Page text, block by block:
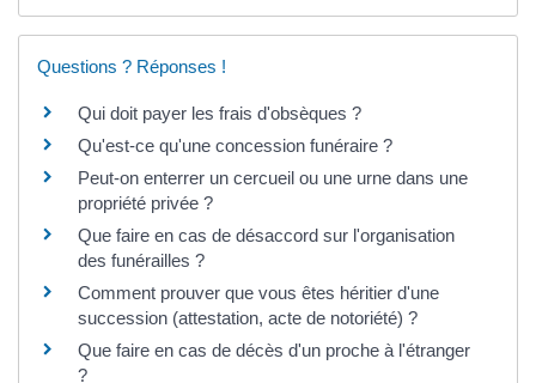
Questions ? Réponses !
Qui doit payer les frais d'obsèques ?
Qu'est-ce qu'une concession funéraire ?
Peut-on enterrer un cercueil ou une urne dans une
propriété privée ?
Que faire en cas de désaccord sur l'organisation
des funérailles ?
Comment prouver que vous êtes héritier d'une
succession (attestation, acte de notoriété) ?
Que faire en cas de décès d'un proche à l'étranger
?